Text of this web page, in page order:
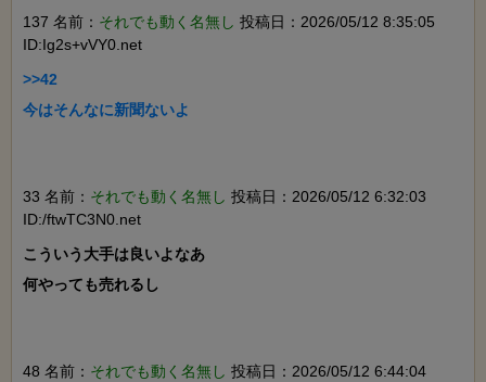
137 名前： それでも動く名無し 投稿日：2026/05/12 8:35:05
ID:Ig2s+vVY0.net
>>42
今はそんなに新聞ないよ
33 名前： それでも動く名無し 投稿日：2026/05/12 6:32:03
ID:/ftwTC3N0.net
こういう大手は良いよなあ
何やっても売れるし
48 名前： それでも動く名無し 投稿日：2026/05/12 6:44:04